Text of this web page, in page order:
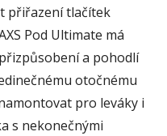
přiřazení tlačítek
Pod Ultimate má
a pohodlí
otočnému
pro leváky i
s nekonečnými